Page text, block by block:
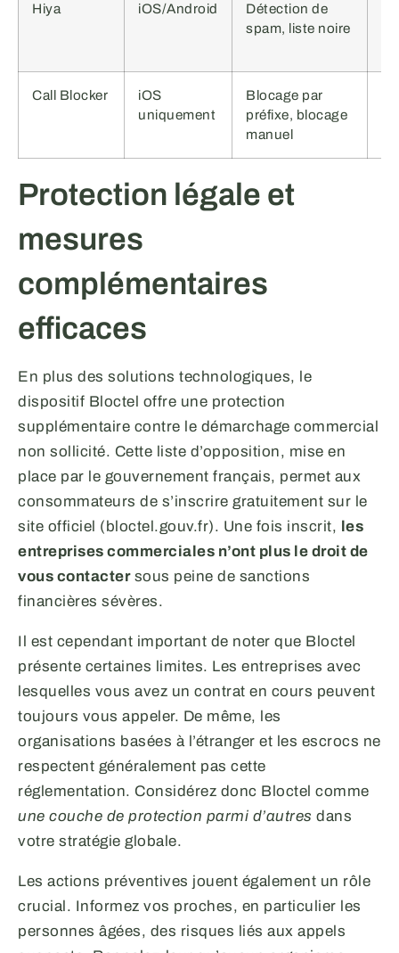
Hiya iOS/Android
Détection de
spam, liste noire
Call Blocker
iOS
uniquement
Blocage par
préfixe, blocage
manuel
Protection légale et
mesures
complémentaires
efficaces
En plus des solutions technologiques, le
dispositif Bloctel offre une protection
supplémentaire contre le démarchage commercial
non sollicité. Cette liste d’opposition, mise en
place par le gouvernement français, permet aux
consommateurs de s’inscrire gratuitement sur le
site officiel (bloctel.gouv.fr). Une fois inscrit, les
entreprises commerciales n’ont plus le droit de
vous contactersous peine de sanctions
financières sévères.
Il est cependant important de noter que Bloctel
présente certaines limites. Les entreprises avec
lesquelles vous avez un contrat en cours peuvent
toujours vous appeler. De même, les
organisations basées à l’étranger et les escrocs ne
respectent généralement pas cette
réglementation. Considérez donc Bloctel comme
une couche de protection parmi d’autres dans
votre stratégie globale.
Les actions préventives jouent également un rôle
crucial. Informez vos proches, en particulier les
personnes âgées, des risques liés aux appels